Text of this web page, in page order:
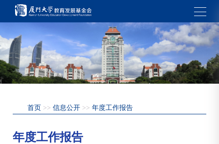
首页 >>信息公开 >>年度工作报告
年度工作报告